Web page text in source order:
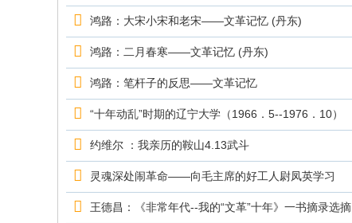
鸿路：大宋小宋和老宋——文革记忆 (丹东)
鸿路：二月春寒——文革记忆 (丹东)
鸿路：笔杆子的反思——文革记忆
“十年动乱”时期的辽宁大学（1966．5--1976．10）
约维尔 ：我亲历的鞍山4.13武斗
灵魂深处闹革命——向毛主席的好工人尉凤英学习
王德昌：《非常年代--我的“文革”十年》一书摘录选摘